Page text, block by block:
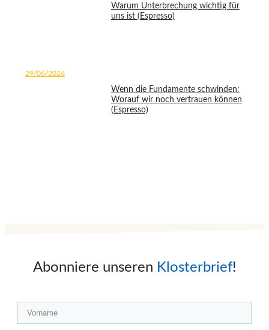
Warum Unterbrechung wichtig für
uns ist (Espresso)
29/06/2026
Wenn die Fundamente schwinden:
Worauf wir noch vertrauen können
(Espresso)
Abonniere unseren Klosterbrief!